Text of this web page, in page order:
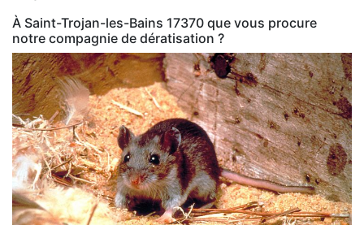
À Saint-Trojan-les-Bains 17370 que vous procure
notre compagnie de dératisation ?